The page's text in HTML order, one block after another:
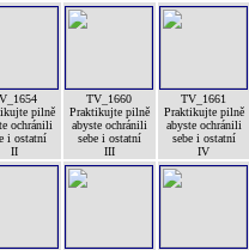
pilně
ochránili
i ostatní
II
TV_1660
Praktikujte pilně
abyste ochránili
sebe i ostatní
III
TV_1661
Praktikujte pilně
abyste ochránili
sebe i ostatní
IV